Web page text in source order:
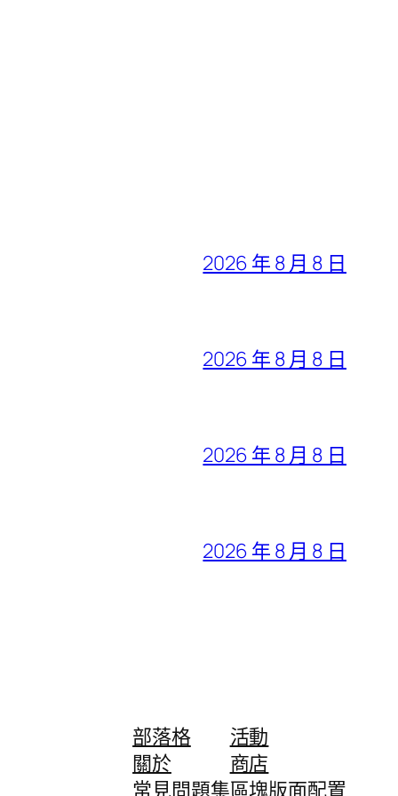
2026 年 8 月 8 日
2026 年 8 月 8 日
2026 年 8 月 8 日
2026 年 8 月 8 日
部落格
關於
常見問題集
活動
商店
區塊版面配置